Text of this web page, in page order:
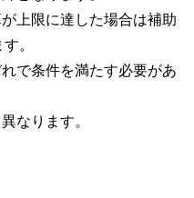
上限に達した場合は補助
。
で条件を満たす必要があ
なります。